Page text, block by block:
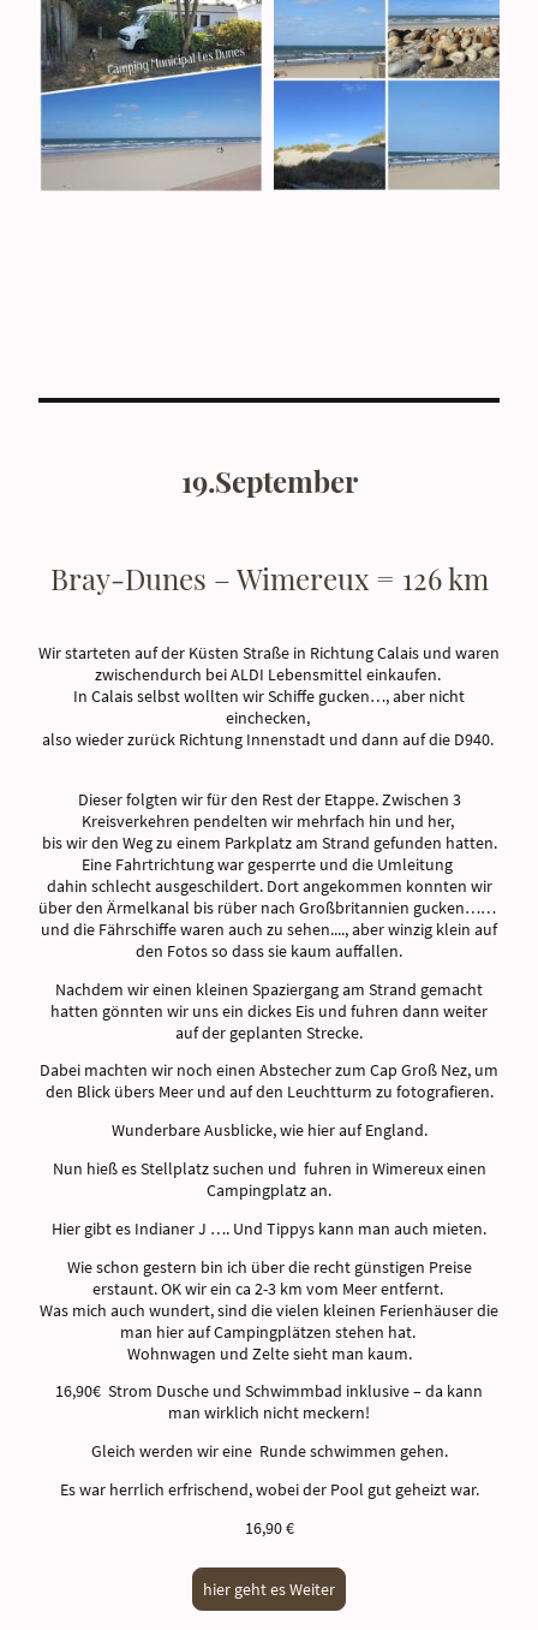
19.September
Bray-Dunes – Wimereux = 126 km
Wir starteten auf der Küsten Straße in Richtung Calais und waren
zwischendurch bei ALDI Lebensmittel einkaufen.
In Calais selbst wollten wir Schiffe gucken…, aber nicht
einchecken,
also wieder zurück Richtung Innenstadt und dann auf die D940.
Dieser folgten wir für den Rest der Etappe. Zwischen 3
Kreisverkehren pendelten wir mehrfach hin und her,
bis wir den Weg zu einem Parkplatz am Strand gefunden hatten.
Eine Fahrtrichtung war gesperrte und die Umleitung
dahin schlecht ausgeschildert. Dort angekommen konnten wir
über den Ärmelkanal bis rüber nach Großbritannien gucken……
und die Fährschiffe waren auch zu sehen...., aber winzig klein auf
den Fotos so dass sie kaum auffallen.
Nachdem wir einen kleinen Spaziergang am Strand gemacht
hatten gönnten wir uns ein dickes Eis und fuhren dann weiter
auf der geplanten Strecke.
Dabei machten wir noch einen Abstecher zum Cap Groß Nez, um
den Blick übers Meer und auf den Leuchtturm zu fotografieren.
Wunderbare Ausblicke, wie hier auf England.
Nun hieß es Stellplatz suchen und fuhren in Wimereux einen
Campingplatz an.
Hier gibt es Indianer J …. Und Tippys kann man auch mieten.
Wie schon gestern bin ich über die recht günstigen Preise
erstaunt. OK wir ein ca 2-3 km vom Meer entfernt.
Was mich auch wundert, sind die vielen kleinen Ferienhäuser die
man hier auf Campingplätzen stehen hat.
Wohnwagen und Zelte sieht man kaum.
16,90€ Strom Dusche und Schwimmbad inklusive – da kann
man wirklich nicht meckern!
Gleich werden wir eine Runde schwimmen gehen.
Es war herrlich erfrischend, wobei der Pool gut geheizt war.
16,90 €
hier geht es Weiter